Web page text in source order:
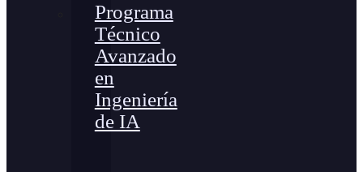
Programa
Técnico
Avanzado
en
Ingeniería
de IA